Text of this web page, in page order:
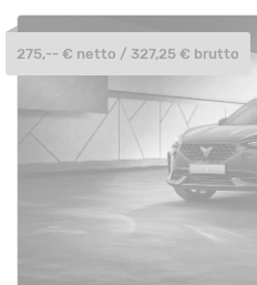
275,-- € netto / 327,25 € brutto